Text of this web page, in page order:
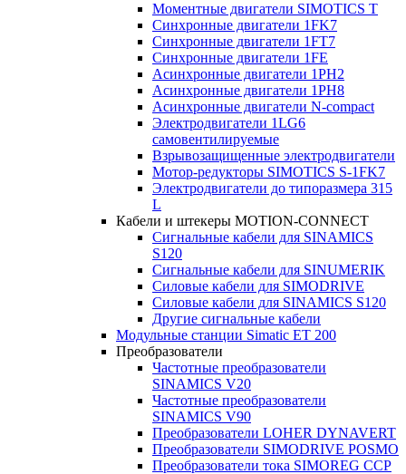
Моментные двигатели SIMOTICS T
Синхронные двигатели 1FK7
Синхронные двигатели 1FT7
Синхронные двигатели 1FE
Асинхронные двигатели 1PH2
Асинхронные двигатели 1PH8
Асинхронные двигатели N-compact
Электродвигатели 1LG6
cамовентилируемые
Взрывозащищенные электродвигатели
Мотор-редукторы SIMOTICS S-1FK7
Электродвигатели до типоразмера 315
L
Кабели и штекеры MOTION-CONNECT
Сигнальные кабели для SINAMICS
S120
Сигнальные кабели для SINUMERIK
Силовые кабели для SIMODRIVE
Силовые кабели для SINAMICS S120
Другие сигнальные кабели
Модульные станции Simatic ET 200
Преобразователи
Частотные преобразователи
SINAMICS V20
Частотные преобразователи
SINAMICS V90
Преобразователи LOHER DYNAVERT
Преобразователи SIMODRIVE POSMO
Преобразователи тока SIMOREG CCP